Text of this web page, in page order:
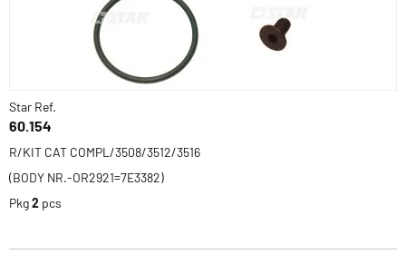
Star Ref.
60.154
R/KIT CAT COMPL/3508/3512/3516
(BODY NR.-OR2921=7E3382)
Pkg2 pcs